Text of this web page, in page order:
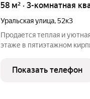
58 м² · 3-комнатная
Уральская улица,52к3
Продается теплая и
этаже в пятиэтажном
корпус 3 (пересечение ул.
напротив школы 146.
Показать телефон